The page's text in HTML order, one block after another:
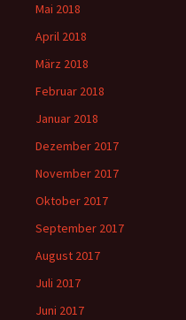
Mai 2018
April 2018
März 2018
Februar 2018
Januar 2018
Dezember 2017
November 2017
Oktober 2017
September 2017
August 2017
Juli 2017
Juni 2017